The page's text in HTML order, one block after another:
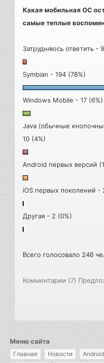
Какая мобильная ОС
самые теплые
Затрудняюсь ответить -
Symbian - 194 (78%)
Windows Mobile - 17 (6%)
Java (обычные
10 (4%)
Android первых версий
iOS первых поколений -
Другая - 2 (0%)
Всего голосовало 246
Комментарии (7)
Меню сайта
Главная Новости Android